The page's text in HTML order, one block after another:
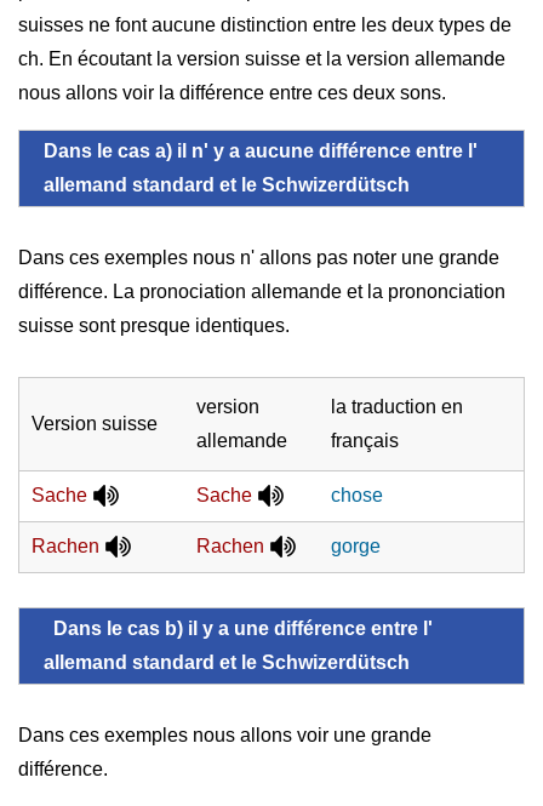
suisses ne font aucune distinction entre les deux types de
ch. En écoutant la version suisse et la version allemande
nous allons voir la différence entre ces deux sons.
Dans le cas a) il n' y a aucune différence entre l'
allemand standard et le Schwizerdütsch
Dans ces exemples nous n' allons pas noter une grande
différence. La pronociation allemande et la prononciation
suisse sont presque identiques.
Version suisse
version
allemande
la traduction en
français
Sache Sache chose
Rachen Rachen gorge
Dans le cas b) il y a une différence entre l'
allemand standard et le Schwizerdütsch
Dans ces exemples nous allons voir une grande
différence.